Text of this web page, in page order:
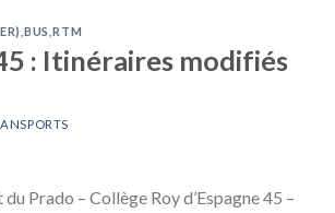
,BUS ,RTM
: Itinéraires modifiés
Prado – Collège Roy d’Espagne 45 –